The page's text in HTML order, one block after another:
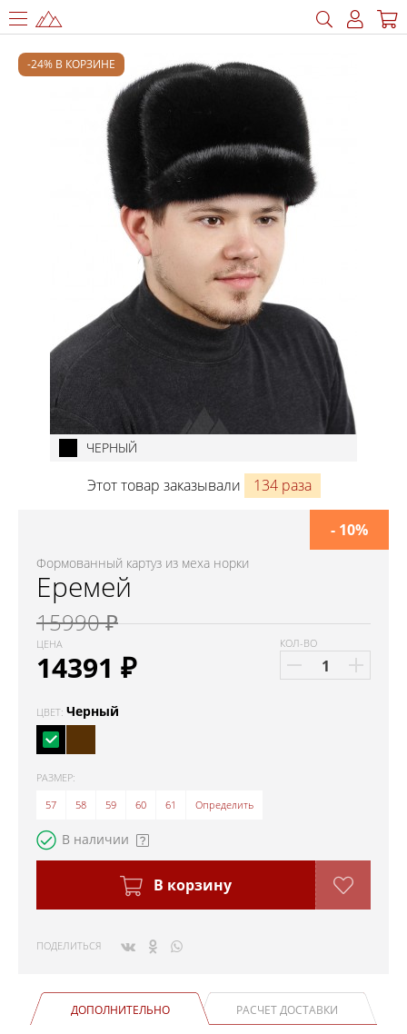
-24% В КОРЗИНЕ
ЧЕРНЫЙ
Этот товар заказывали 134 раза
Формованный картуз из меха норки
Еремей
15990 ₽
ЦЕНА
14391 ₽
- 10%
КОЛ-ВО
ЦВЕТ: Черный
РАЗМЕР:
57
58 59 60 61 Определить
В наличии
В корзину
ПОДЕЛИТЬСЯ
ДОПОЛНИТЕЛЬНО РАСЧЕТ ДОСТАВКИ